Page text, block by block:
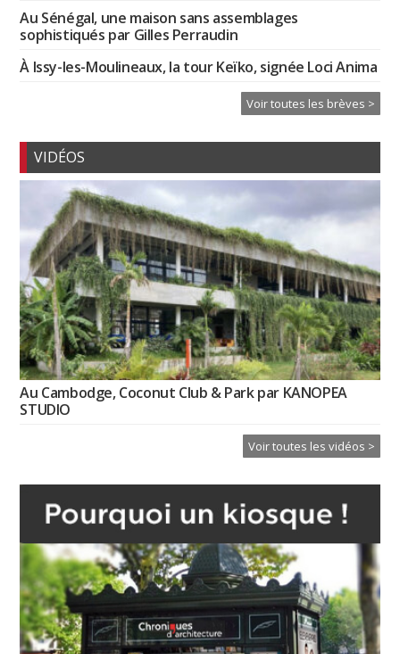
Au Sénégal, une maison sans assemblages
sophistiqués par Gilles Perraudin
À Issy-les-Moulineaux, la tour Keïko, signée Loci Anima
Voir toutes les brèves >
VIDÉOS
Au Cambodge, Coconut Club & Park par KANOPEA
STUDIO
Voir toutes les vidéos >